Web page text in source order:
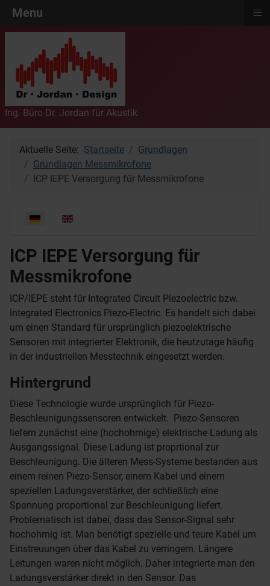
Ing. Büro Dr. Jordan für Akustik
Aktuelle Seite: Startseite
Grundlagen
Grundlagen Messmikrofone
ICP IEPE Versorgung für Messmikrofone
Sprache auswählen
ICP IEPE Versorgung für
Messmikrofone
ICP/IEPE steht für Integrated Circuit Piezoelectric bzw.
Integrated Electronics Piezo-Electric. Es handelt sich dabei
um einen Standard für ursprünglich piezoelektrische
Sensoren mit integrierter Elektronik, die heutzutage häufig
in der industriellen Messtechnik eingesetzt werden.
Hintergrund
Diese Technologie wurde ursprünglich für Piezo-
Beschleunigungssensoren entwickelt. Piezo-Sensoren
liefern zunächst eine (hochohmige) elektrische Ladung als
Ausgangssignal. Diese Ladung ist proprtional zur
Beschleunigung. Die älteren Mess-Systeme bestanden aus
einem reinen Piezo-Sensor, einem Kabel und einem
speziellen Ladungsverstärker, der schließlich eine
Spannung proportional zur Beschleunigung liefert.
Problematisch ist dabei, dass das Sensor-Signal sehr
hochohmig ist. Man benötigt spezielle und teure Kabel um
Einstreuungen über das Kabel zu verringern. Längere
Leitungen waren nicht möglich. Daher integrierte man den
Ladungsverstärker direkt in den Sensor. Das
Menu ≡